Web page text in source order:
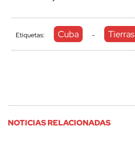
Etiquetas: Cuba - Tierras
NOTICIAS RELACIONADAS